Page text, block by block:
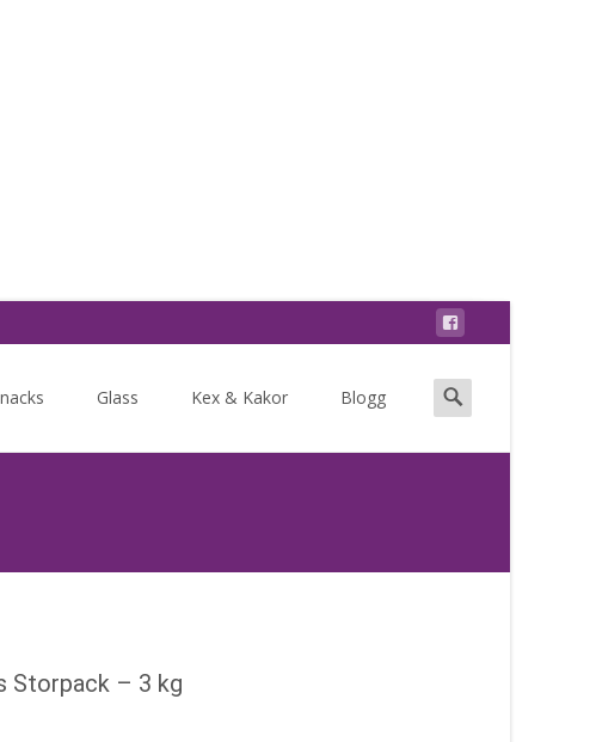
Glass Kex & Kakor Blogg
Search
for:
Storpack – 3 kg